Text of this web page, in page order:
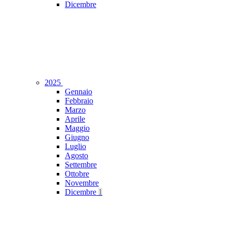
Dicembre
2025
Gennaio
Febbraio
Marzo
Aprile
Maggio
Giugno
Luglio
Agosto
Settembre
Ottobre
Novembre
Dicembre 1